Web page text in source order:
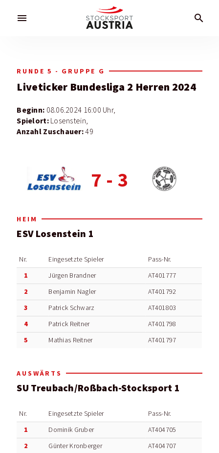
menu search
RUNDE 5 - GRUPPE G
Liveticker Bundesliga 2 Herren 2024
Beginn: 08.06.2024 16:00 Uhr,
Spielort: Losenstein,
Anzahl Zuschauer:49
7 - 3
HEIM
ESV Losenstein 1
Nr. Eingesetzte Spieler Pass-Nr.
1 Jürgen Brandner AT401777
2 Benjamin Nagler AT401792
3 Patrick Schwarz AT401803
4 Patrick Reitner AT401798
5 Mathias Reitner AT401797
AUSWÄRTS
SU Treubach/Roßbach-Stocksport 1
Nr. Eingesetzte Spieler Pass-Nr.
1 Dominik Gruber AT404705
2 Günter Kronberger AT404707